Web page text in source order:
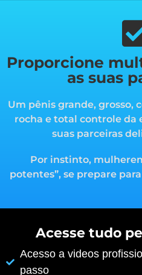
Proporcione
as suas
Um pênis grande, grosso,
rocha e total controle da
suas parceiras
Por instinto,
potentes”, se prepare
Acesse tudo
Acesso a videos
passo